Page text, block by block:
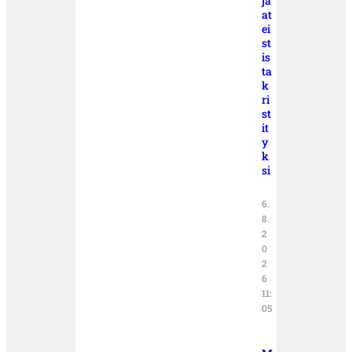
at
ei
st
is
ta
k
ri
st
it
y
k
si
6.
8.
2
0
2
6
11:
05